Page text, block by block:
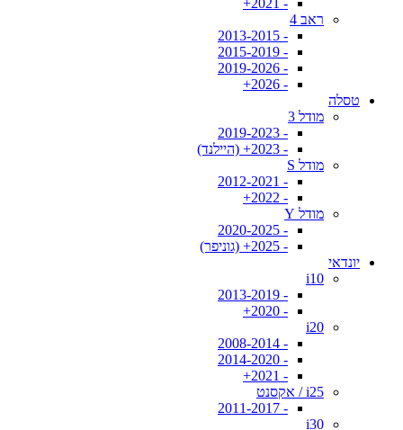
- 2021+
ראב 4
- 2013-2015
- 2015-2019
- 2019-2026
- 2026+
טסלה
מודל 3
- 2019-2023
- 2023+ (היילנד)
מודל S
- 2012-2021
- 2022+
מודל Y
- 2020-2025
- 2025+ (גוניפר)
יונדאי
i10
- 2013-2019
- 2020+
i20
- 2008-2014
- 2014-2020
- 2021+
i25 / אקסנט
- 2011-2017
i30